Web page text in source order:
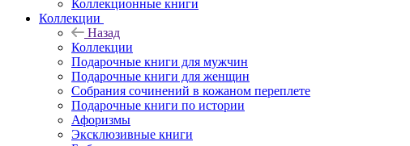
Коллекционные книги
Коллекции
Назад
Коллекции
Подарочные книги для мужчин
Подарочные книги для женщин
Собрания сочинений в кожаном переплете
Подарочные книги по истории
Афоризмы
Эксклюзивные книги